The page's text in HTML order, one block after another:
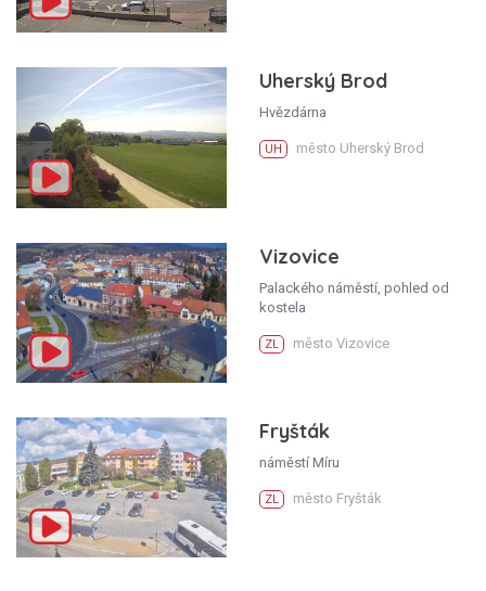
Uherský Brod
Hvězdárna
UH město Uherský Brod
Vizovice
Palackého náměstí, pohled od
kostela
ZL město Vizovice
Fryšták
náměstí Míru
ZL město Fryšták